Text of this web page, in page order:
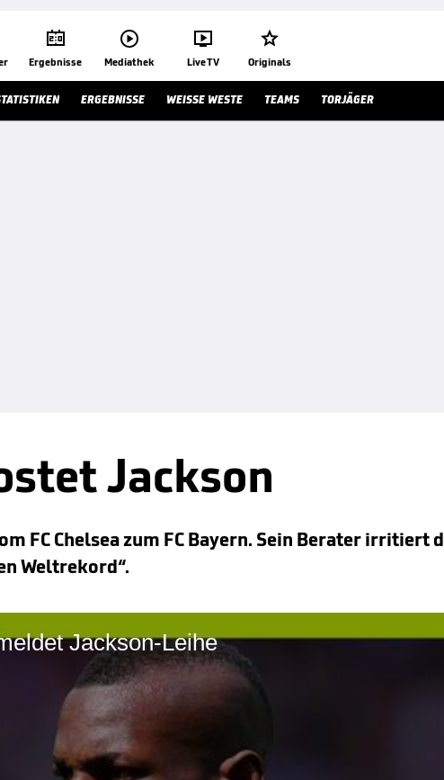

Ergebnisse

Mediathek

Live TV

Originals
ERGEBNISSE WEISSE WESTE TEAMS TORJÄGER
Jackson
FC Chelsea zum FC Bayern. Sein Berater irritiert
Weltrekord“.
Jackson-Leihe